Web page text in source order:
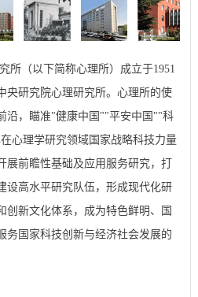
（以下简称心理所）成立于1951
央研究院心理研究所。心理所的使
沿，瞄准"健康中国""平安中国""科
心理学研究领域国家战略科技力量
前瞻性基础及应用服务研究，打
设高水平研究队伍，形成现代化研
创新文化体系，成为特色鲜明、国
务国家科技创新与经济社会发展的